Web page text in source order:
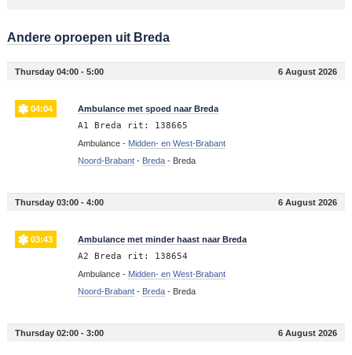
Andere oproepen uit Breda
Thursday 04:00 - 5:00 6 August 2026
04:04 Ambulance met spoed naar Breda
A1 Breda rit: 138665
Ambulance - Midden- en West-Brabant
Noord-Brabant- Breda- Breda
Thursday 03:00 - 4:00 6 August 2026
03:43 Ambulance met minder haast naar Breda
A2 Breda rit: 138654
Ambulance - Midden- en West-Brabant
Noord-Brabant- Breda- Breda
Thursday 02:00 - 3:00 6 August 2026